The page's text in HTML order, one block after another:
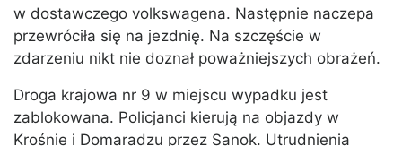
w dostawczego volkswagena. Następnie naczepa
przewróciła się na jezdnię. Na szczęście w
zdarzeniu nikt nie doznał poważniejszych obrażeń.
Droga krajowa nr 9 w miejscu wypadku jest
zablokowana. Policjanci kierują na objazdy w
Krośnie i Domaradzu przez Sanok. Utrudnienia